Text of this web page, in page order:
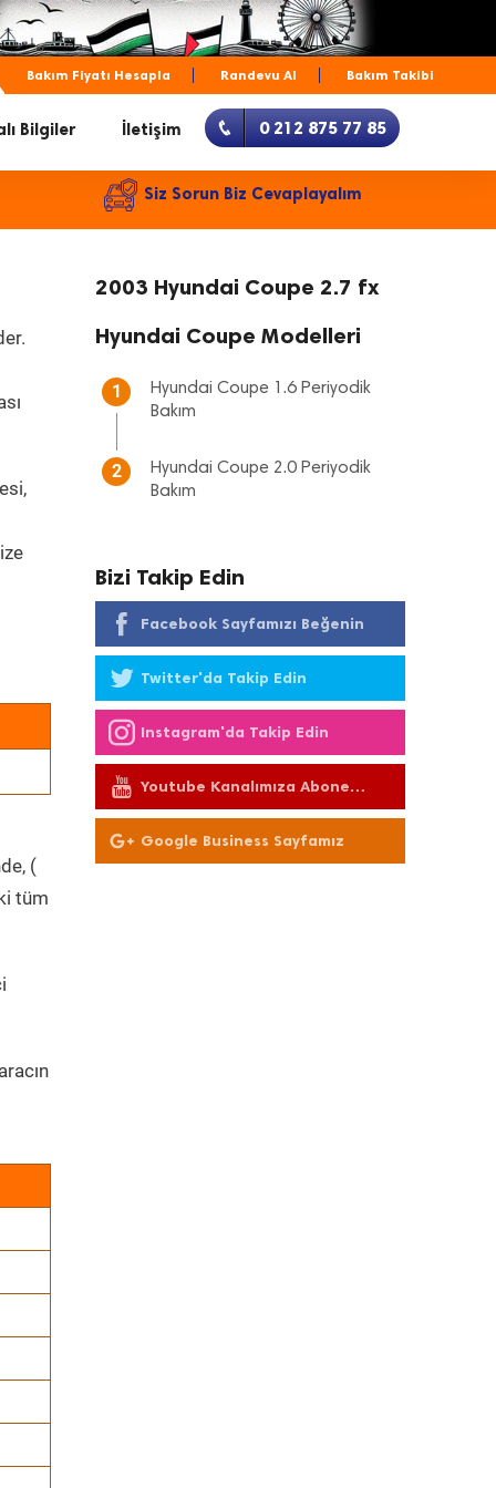
Bakım Fiyatı Hesapla Randevu Al Bakım Takibi
Bilgiler İletişim 0 212 875 77 85
Siz Sorun Biz Cevaplayalım
(
tüm
aracın
2003 Hyundai Coupe 2.7 fx
Hyundai Coupe Modelleri
1
Hyundai Coupe 1.6 Periyodik
Bakım
2
Hyundai Coupe 2.0 Periyodik
Bakım
Bizi Takip Edin
Facebook Sayfamızı Beğenin
Twitter'da Takip Edin
Instagram'da Takip Edin
Youtube Kanalımıza Abone
Olun
Google Business Sayfamız